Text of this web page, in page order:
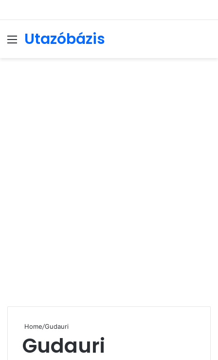
MenuUtazóbázis
Home/Gudauri
Gudauri